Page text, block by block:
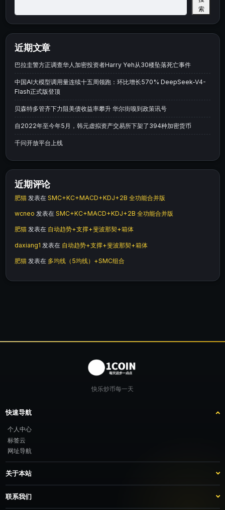
索
近期文章
巴拉圭警方正调查华人加密投资者Harry Yeh从30楼坠落死亡事件
中国AI大模型调用量连续十五周领跑：环比增长570% DeepSeek-V4-
Flash正式版登顶
贝森特多管齐下力阻美债收益率攀升 华尔街嗅到政策讯号
自2022年至今年5月，韩元虚拟资产交易所下架了394种加密货币
千问开放平台上线
近期评论
肥猫 发表在 SMC+KC+MACD+KDJ+2B 全功能合并版
wcneo 发表在 SMC+KC+MACD+KDJ+2B 全功能合并版
肥猫 发表在 自动趋势+支撑+斐波那契+箱体
daxiang1 发表在 自动趋势+支撑+斐波那契+箱体
肥猫 发表在 多均线（5均线）+SMC组合
快乐炒币每一天
快速导航
个人中心
标签云
网址导航
关于本站
站点介绍
客服咨询
推广计划
联系我们
TG：@feimao2024 QQ：3261605442 微信：moto001com 新浪微博：三